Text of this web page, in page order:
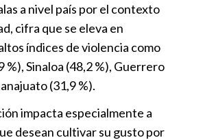
a nivel país por el contexto
cifra que se eleva en
índices de violencia como
%), Sinaloa (48,2 %), Guerrero
(31,9 %).
impacta especialmente a
desean cultivar su gusto por